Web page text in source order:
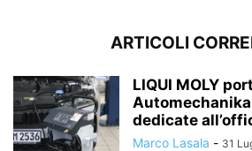
ARTICOLI
LIQUI MOLY
dedicate
Marco Lasala - 31